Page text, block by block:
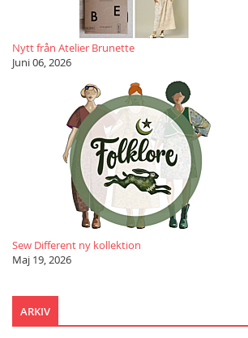
Nytt från Atelier Brunette
Juni 06, 2026
Sew Different ny kollektion
Maj 19, 2026
ARKIV